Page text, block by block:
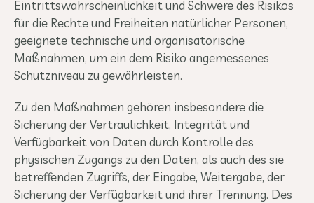
Eintrittswahrscheinlichkeit und Schwere des Risikos
für die Rechte und Freiheiten natürlicher Personen,
geeignete technische und organisatorische
Maßnahmen, um ein dem Risiko angemessenes
Schutzniveau zu gewährleisten.
Zu den Maßnahmen gehören insbesondere die
Sicherung der Vertraulichkeit, Integrität und
Verfügbarkeit von Daten durch Kontrolle des
physischen Zugangs zu den Daten, als auch des sie
betreffenden Zugriffs, der Eingabe, Weitergabe, der
Sicherung der Verfügbarkeit und ihrer Trennung. Des